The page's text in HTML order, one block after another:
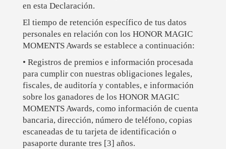
en esta Declaración.
El tiempo de retención específico de tus datos
personales en relación con los HONOR MAGIC
MOMENTS Awards se establece a continuación:
• Registros de premios e información procesada
para cumplir con nuestras obligaciones legales,
fiscales, de auditoría y contables, e información
sobre los ganadores de los HONOR MAGIC
MOMENTS Awards, como información de cuenta
bancaria, dirección, número de teléfono, copias
escaneadas de tu tarjeta de identificación o
pasaporte durante tres [3] años.